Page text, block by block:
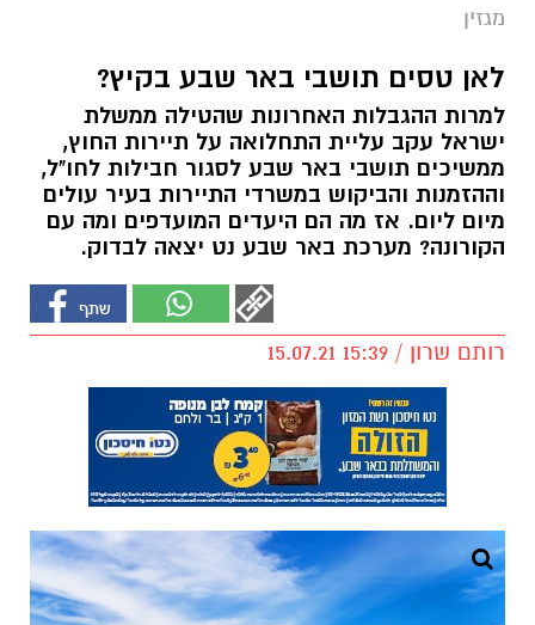
מגזין
לאן טסים תושבי באר שבע בקיץ?
למרות ההגבלות האחרונות שהטילה ממשלת
ישראל עקב עליית התחלואה על תיירות החוץ,
ממשיכים תושבי באר שבע לסגור חבילות לחו"ל,
וההזמנות והביקוש במשרדי התיירות בעיר עולים
מיום ליום. אז מה הם היעדים המועדפים ומה עם
הקורונה? מערכת באר שבע נט יצאה לבדוק.
רותם שרון / 15:39 15.07.21